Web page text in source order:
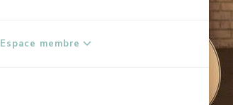
Espace membre